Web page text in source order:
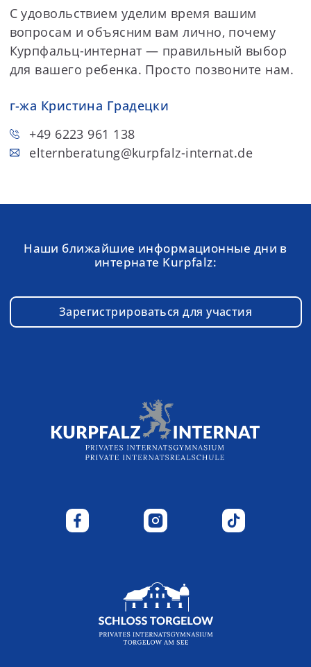
С удовольствием уделим время вашим
вопросам и объясним вам лично, почему
Курпфальц-интернат — правильный выбор
для вашего ребенка. Просто позвоните нам.
г-жа Кристина Градецки
+49 6223 961 138
elternberatung@kurpfalz-internat.de
Наши ближайшие информационные дни в
интернате Kurpfalz:
Зарегистрироваться для участия